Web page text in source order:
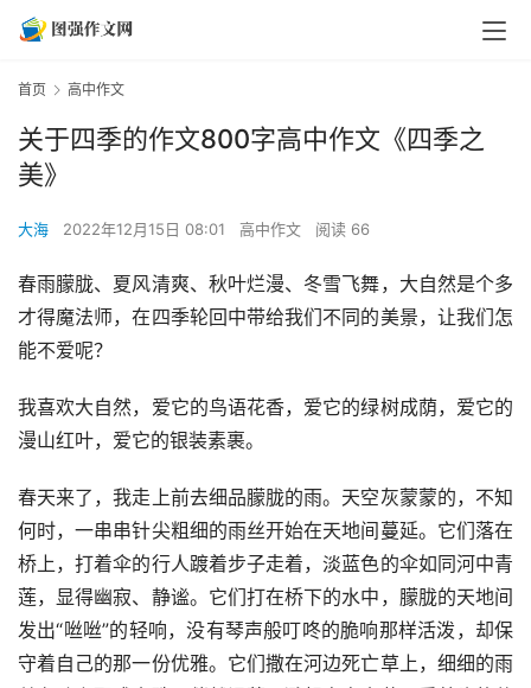
首页 高中作文
关于四季的作文800字高中作文《四季之
美》
大海 2022年12月15日 08:01 高中作文 阅读 66
春雨朦胧、夏风清爽、秋叶烂漫、冬雪飞舞，大自然是个多
才得魔法师，在四季轮回中带给我们不同的美景，让我们怎
能不爱呢？
我喜欢大自然，爱它的鸟语花香，爱它的绿树成荫，爱它的
漫山红叶，爱它的银装素裹。
春天来了，我走上前去细品朦胧的雨。天空灰蒙蒙的，不知
何时，一串串针尖粗细的雨丝开始在天地间蔓延。它们落在
桥上，打着伞的行人踱着步子走着，淡蓝色的伞如同河中青
莲，显得幽寂、静谧。它们打在桥下的水中，朦胧的天地间
发出“咝咝”的轻响，没有琴声般叮咚的脆响那样活泼，却保
守着自己的那一份优雅。它们撒在河边死亡草上，细细的雨